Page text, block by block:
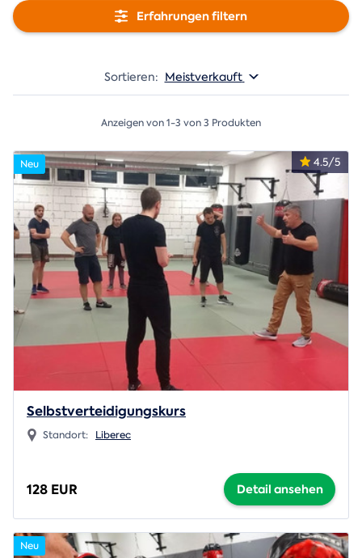
Erfahrungen filtern
Sortieren: Meistverkauft
Anzeigen von 1-3 von 3 Produkten
4.5/5
Neu
Selbstverteidigungskurs
Standort: Liberec
128 EUR Detail ansehen
Neu